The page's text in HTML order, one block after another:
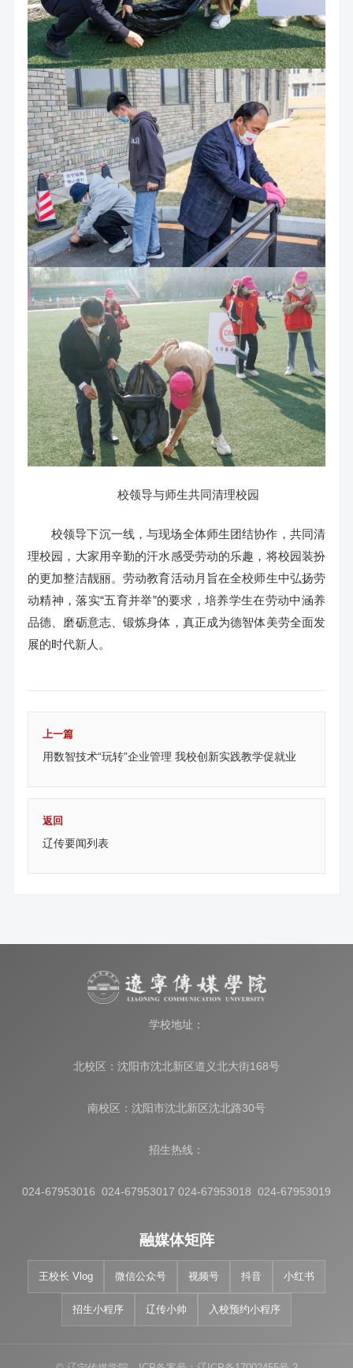
校领导与师生共同清理校园
校领导下沉一线，与现场全体师生团结协作，共同清
理校园，大家用辛勤的汗水感受劳动的乐趣，将校园装扮
的更加整洁靓丽。劳动教育活动月旨在全校师生中弘扬劳
动精神，落实“五育并举”的要求，培养学生在劳动中涵养
品德、磨砺意志、锻炼身体，真正成为德智体美劳全面发
展的时代新人。
上一篇
用数智技术“玩转”企业管理 我校创新实践教学促就业
返回
辽传要闻列表
学校地址：
北校区：沈阳市沈北新区道义北大街168号
南校区：沈阳市沈北新区沈北路30号
招生热线：
024-67953016 024-67953017 024-67953018 024-67953019
融媒体矩阵
王校长 Vlog 微信公众号 视频号 抖音 小红书
招生小程序 辽传小帅 入校预约小程序